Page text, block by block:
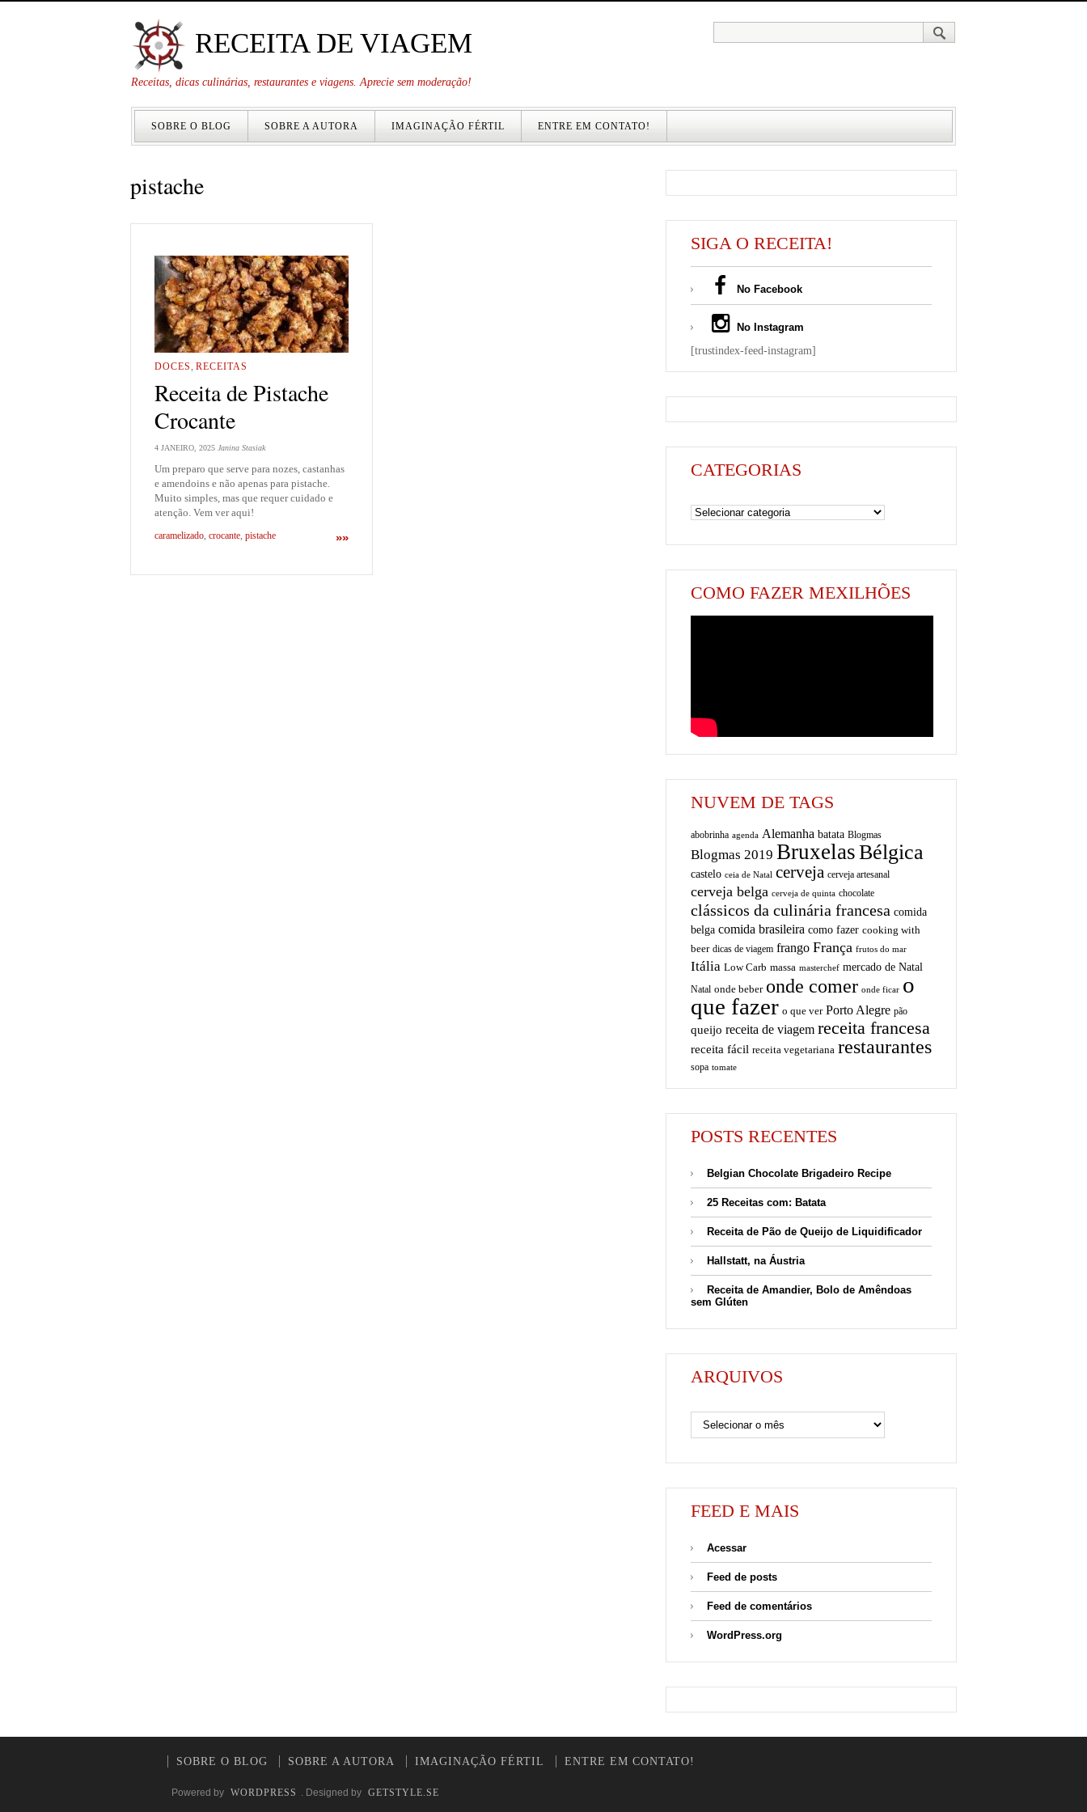
RECEITA DE VIAGEM
Receitas, dicas culinárias, restaurantes e viagens. Aprecie sem moderação!
SOBRE O BLOG SOBRE A AUTORA IMAGINAÇÃO FÉRTIL ENTRE EM CONTATO!
pistache
DOCES, RECEITAS
Receita de Pistache
Crocante
4 JANEIRO, 2025 Janina Stasiak
Um preparo que serve para nozes, castanhas
e amendoins e não apenas para pistache.
Muito simples, mas que requer cuidado e
atenção. Vem ver aqui!
»»
caramelizado, crocante, pistache
SIGA O RECEITA!
No Facebook
No Instagram
[trustindex-feed-instagram]
CATEGORIAS
COMO FAZER MEXILHÕES
NUVEM DE TAGS
abobrinha agenda Alemanha batata Blogmas
Blogmas 2019 BruxelasBélgica
castelo ceia de Natal cerveja cerveja artesanal
cerveja belga cerveja de quinta chocolate
clássicos da culinária francesa comida
belga comida brasileira como fazer cooking with
beer dicas de viagem frango França frutos do mar
Itália Low Carb massa masterchef mercado de Natal
Natal onde beber onde comer onde ficar o
que fazer o que ver Porto Alegre pão
queijo receita de viagem receita francesa
receita fácil receita vegetariana restaurantes
sopa tomate
POSTS RECENTES
Belgian Chocolate Brigadeiro Recipe
25 Receitas com: Batata
Receita de Pão de Queijo de Liquidificador
Hallstatt, na Áustria
Receita de Amandier, Bolo de Amêndoas
sem Glúten
ARQUIVOS
FEED E MAIS
Acessar
Feed de posts
Feed de comentários
WordPress.org
SOBRE O BLOG SOBRE A AUTORA IMAGINAÇÃO FÉRTIL ENTRE EM CONTATO!
Powered by WORDPRESS . Designed by GETSTYLE.SE